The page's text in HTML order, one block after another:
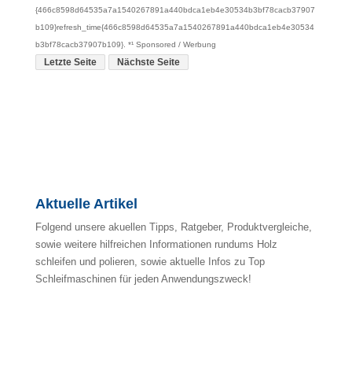
{466c8598d64535a7a1540267891a440bdca1eb4e30534b3bf78cacb37907
b109}refresh_time{466c8598d64535a7a1540267891a440bdca1eb4e30534
b3bf78cacb37907b109}. *¹ Sponsored / Werbung
Letzte Seite Nächste Seite
Aktuelle Artikel
Folgend unsere akuellen Tipps, Ratgeber, Produktvergleiche,
sowie weitere hilfreichen Informationen rundums Holz
schleifen und polieren, sowie aktuelle Infos zu Top
Schleifmaschinen für jeden Anwendungszweck!